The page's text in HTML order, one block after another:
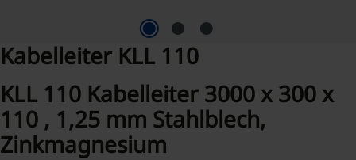
Kabelleiter KLL 110
KLL 110 Kabelleiter 3000 x 300 x
110 , 1,25 mm Stahlblech,
Zinkmagnesium